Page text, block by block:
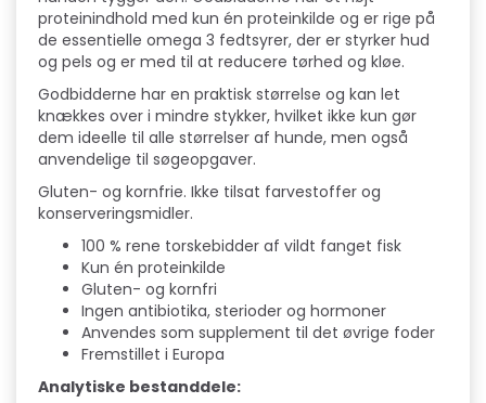
proteinindhold med kun én proteinkilde og er rige på
de essentielle omega 3 fedtsyrer, der er styrker hud
og pels og er med til at reducere tørhed og kløe.
Godbidderne har en praktisk størrelse og kan let
knækkes over i mindre stykker, hvilket ikke kun gør
dem ideelle til alle størrelser af hunde, men også
anvendelige til søgeopgaver.
Gluten- og kornfrie. Ikke tilsat farvestoffer og
konserveringsmidler.
100 % rene torskebidder af vildt fanget fisk
Kun én proteinkilde
Gluten- og kornfri
Ingen antibiotika, sterioder og hormoner
Anvendes som supplement til det øvrige foder
Fremstillet i Europa
Analytiske bestanddele: